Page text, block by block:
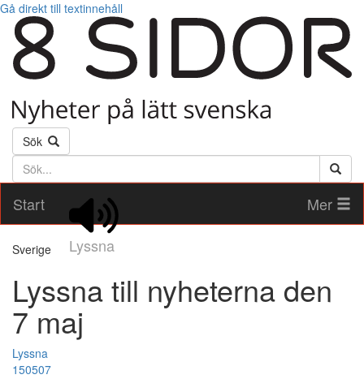
Gå direkt till textinnehåll
Sök
Söktext
Start
Lyssna
Mer
Sverige
Lyssna till nyheterna den
7 maj
Lyssna
150507